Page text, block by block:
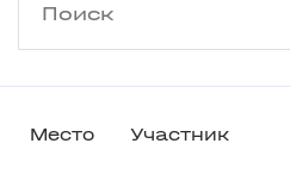
Место Участник